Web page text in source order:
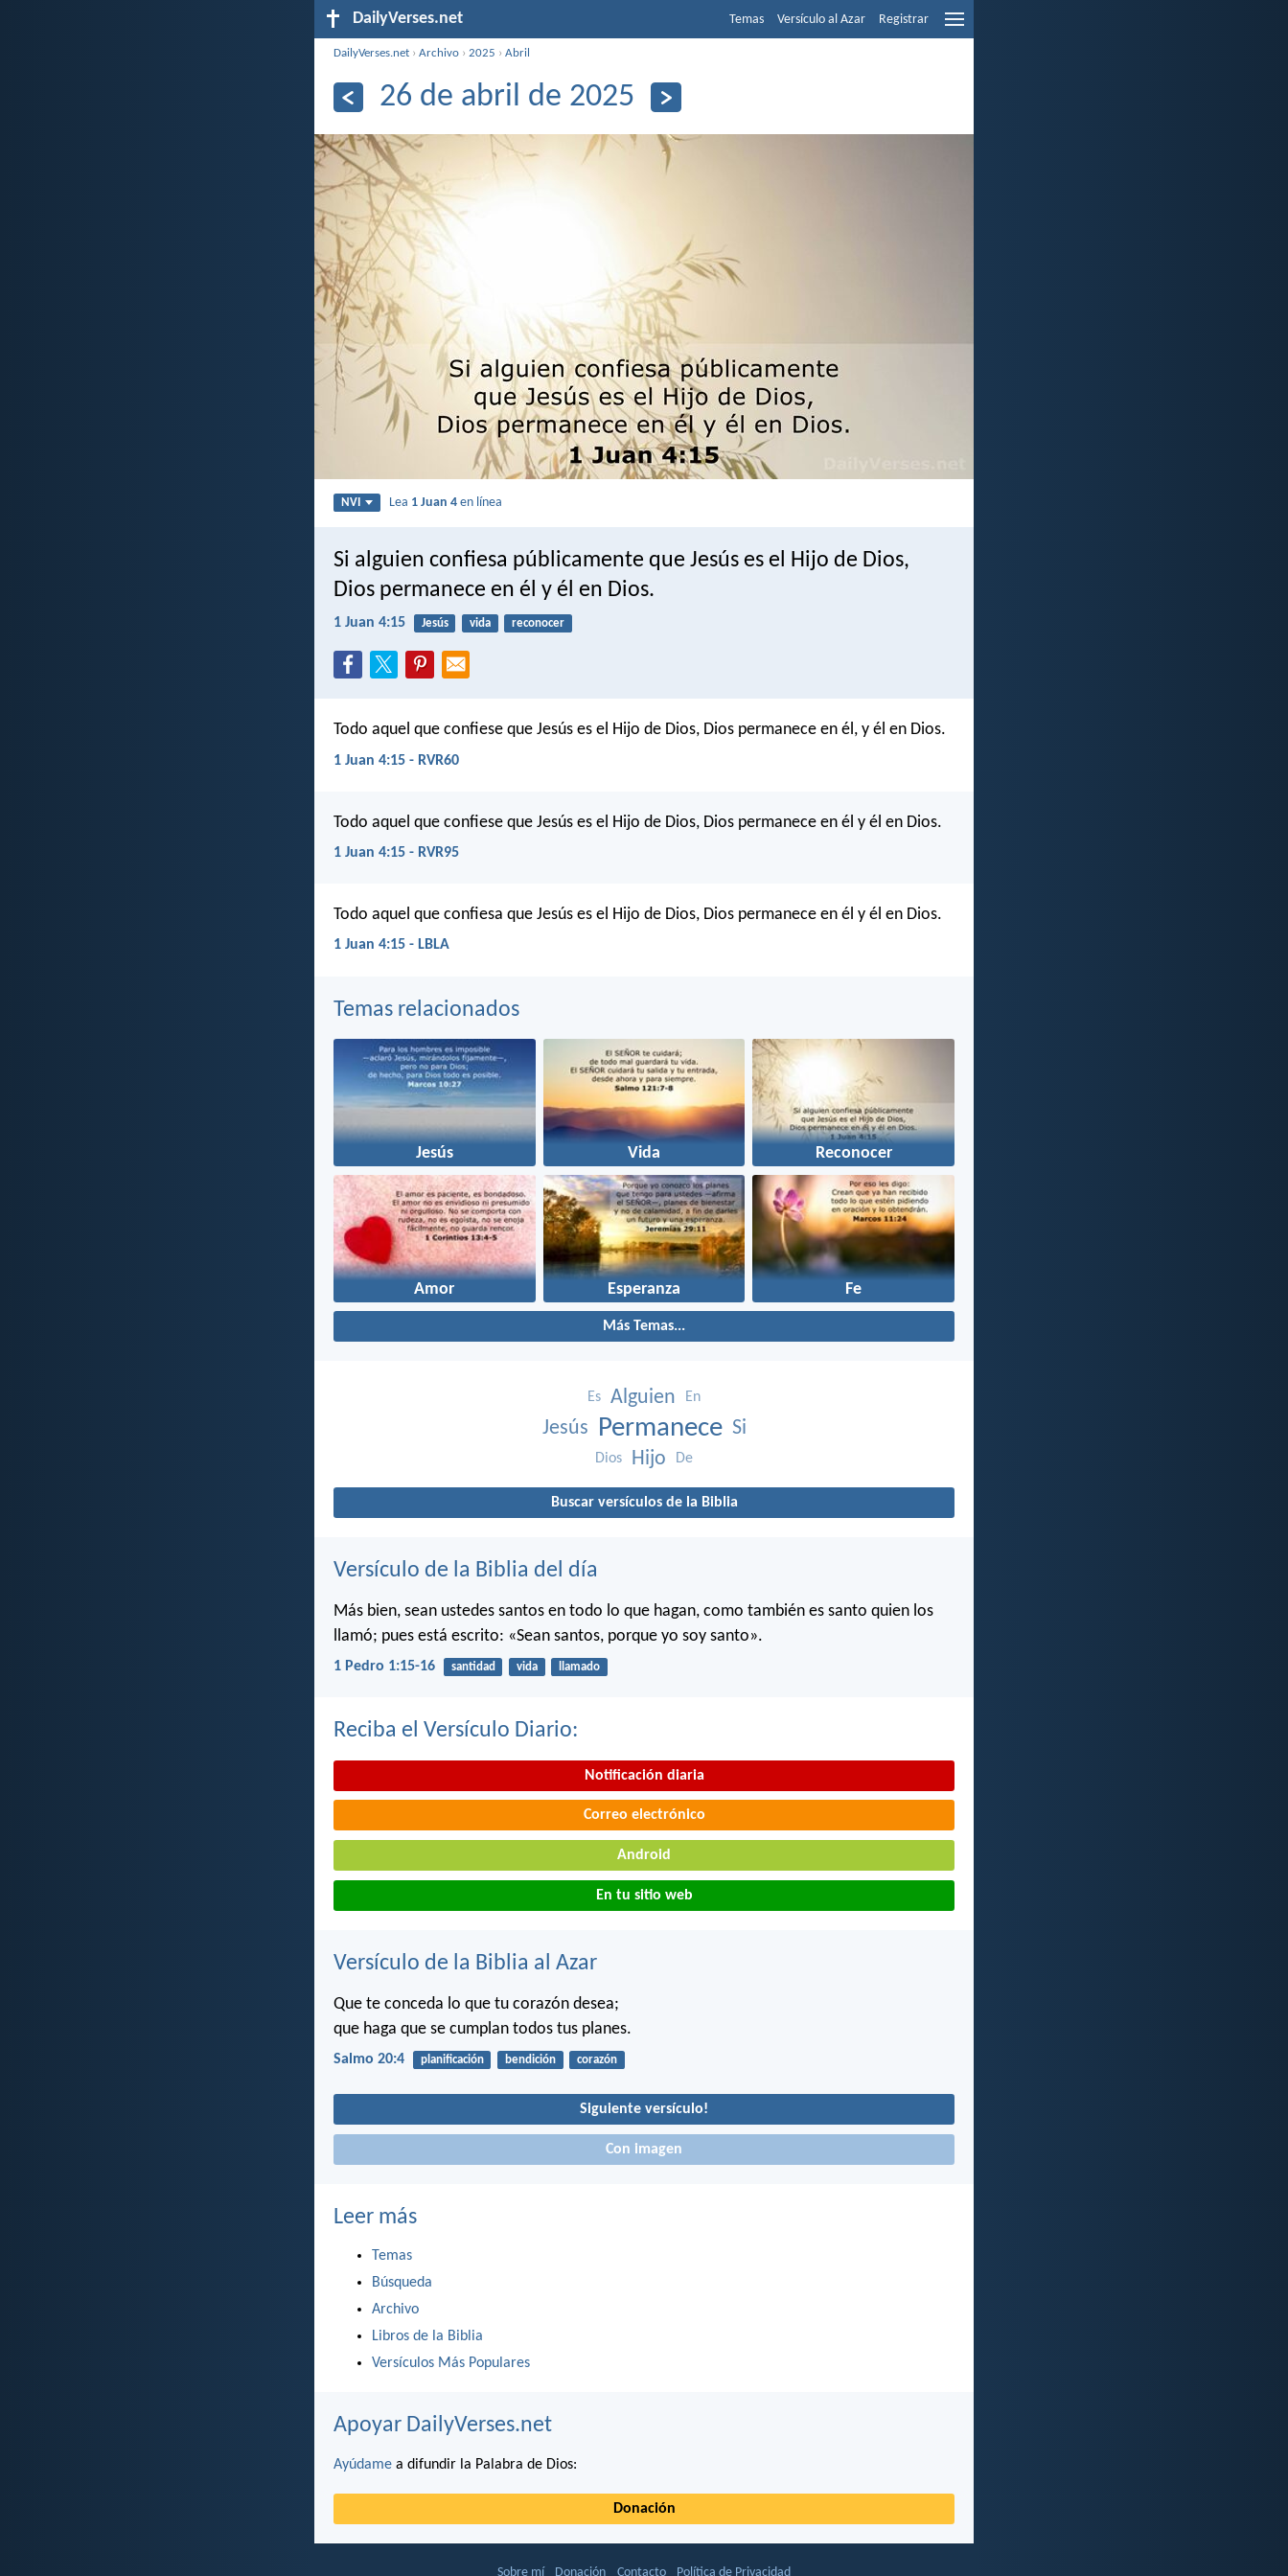
DailyVerses.net Temas Versículo al Azar Registrar
DailyVerses.net ›Archivo ›2025 ›Abril
26 de abril de 2025
NVI Lea 1 Juan 4 en línea
Si alguien confiesa públicamente que Jesús es el Hijo de Dios,
Dios permanece en él y él en Dios.
1 Juan 4:15 Jesús vida reconocer
Todo aquel que confiese que Jesús es el Hijo de Dios, Dios permanece en él, y él en Dios.
1 Juan 4:15 - RVR60
Todo aquel que confiese que Jesús es el Hijo de Dios, Dios permanece en él y él en Dios.
1 Juan 4:15 - RVR95
Todo aquel que confiesa que Jesús es el Hijo de Dios, Dios permanece en él y él en Dios.
1 Juan 4:15 - LBLA
Temas relacionados
Jesús Vida Reconocer
Amor Esperanza Fe
Más Temas...
Es Alguien En
Jesús Permanece Si
Dios Hijo De
Buscar versículos de la Biblia
Versículo de la Biblia del día
Más bien, sean ustedes santos en todo lo que hagan, como también es santo quien los
llamó; pues está escrito: «Sean santos, porque yo soy santo».
1 Pedro 1:15-16 santidad vida llamado
Reciba el Versículo Diario:
Notificación diaria
Correo electrónico
Android
En tu sitio web
Versículo de la Biblia al Azar
Que te conceda lo que tu corazón desea;
que haga que se cumplan todos tus planes.
Salmo 20:4 planificación bendición corazón
Siguiente versículo!
Con imagen
Leer más
Temas
Búsqueda
Archivo
Libros de la Biblia
Versículos Más Populares
Apoyar DailyVerses.net
Ayúdame a difundir la Palabra de Dios:
Donación
Sobre mí Donación Contacto Política de Privacidad